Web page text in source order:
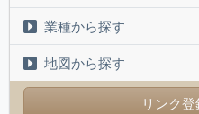
業種から探す
地図から探す
リンク